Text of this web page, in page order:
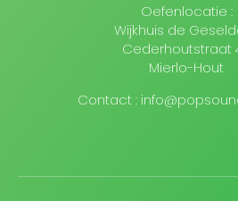
Oefenlocatie :
Wijkhuis de
Cederhoutstraat
Mierlo-Hout
Contact :